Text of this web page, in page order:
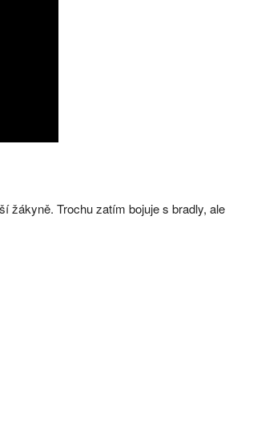
žákyně. Trochu zatím bojuje s bradly, ale